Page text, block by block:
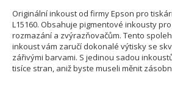
Originální inkoust od firmy Epson pro
L15160. Obsahuje pigmentové inkousty
rozmazání a zvýrazňovačům. Tento
inkoust vám zaručí dokonalé výtisky se
zářivými barvami. S jedinou sadou
tisíce stran, aniž byste museli měnit